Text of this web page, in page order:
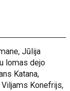
Jūlija
lomas dejo
Katana,
Konefrijs,